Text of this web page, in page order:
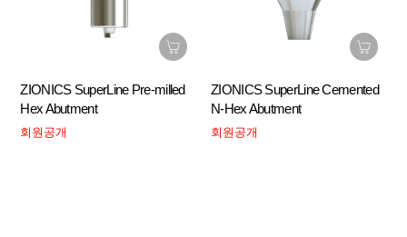
ZIONICS SuperLine Pre-milled
Hex Abutment
회원공개
ZIONICS SuperLine Cemented
N-Hex Abutment
회원공개